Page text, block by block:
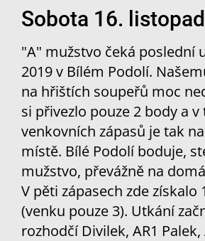
Sobota 16.
"A" mužstvo čeká poslední
2019 v Bílém Podolí.
na hřištích soupeřů moc
si přivezlo pouze 2 body a v
venkovních zápasů je tak
místě. Bílé Podolí boduje,
mužstvo, převážně na
V pěti zápasech zde získalo
(venku pouze 3). Utkání
rozhodčí Divilek, AR1 Palek,